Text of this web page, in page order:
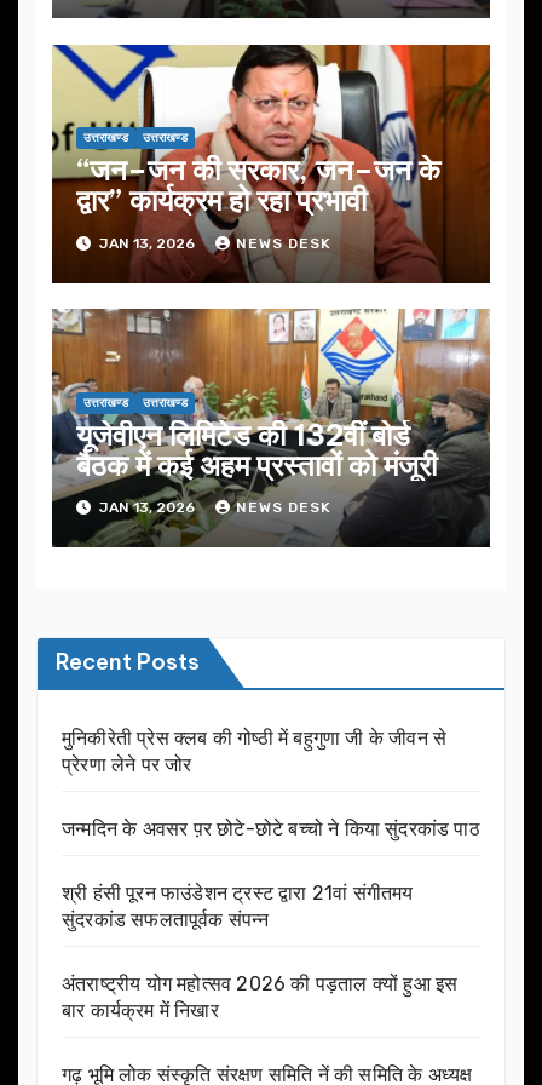
उत्तराखण्ड उत्तराखण्ड
“जन–जन की सरकार, जन–जन के
द्वार” कार्यक्रम हो रहा प्रभावी
JAN 13, 2026 NEWS DESK
उत्तराखण्ड उत्तराखण्ड
यूजेवीएन लिमिटेड की 132वीं बोर्ड
बैठक में कई अहम प्रस्तावों को मंजूरी
JAN 13, 2026 NEWS DESK
Recent Posts
मुनिकीरेती प्रेस क्लब की गोष्ठी में बहुगुणा जी के जीवन से
प्रेरणा लेने पर जोर
जन्मदिन के अवसर प़र छोटे-छोटे बच्चो ने किया सुंदरकांड पाठ
श्री हंसी पूरन फाउंडेशन ट्रस्ट द्वारा 21वां संगीतमय
सुंदरकांड सफलतापूर्वक संपन्न
अंतराष्ट्रीय योग महोत्सव 2026 की पड़ताल क्यों हुआ इस
बार कार्यक्रम में निखार
गढ़ भूमि लोक संस्कृति संरक्षण समिति नें की समिति के अध्यक्ष